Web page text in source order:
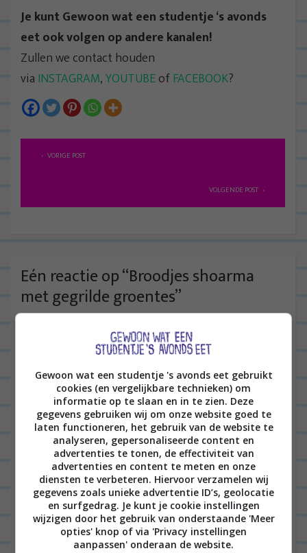
Je kunt Gewoon wat een studentje ‘s avonds
eet ook volgen op andere kanalen!
Zullen we contact houden
via INSTAGRAM,YOUTUBEofFACEBOOK?
i
t
n
a
VORIGE POST
VOLGENDE POST
Eén reactie op “Broodjes shoarma
met gegrilde groentes”
ANMARI 09/11/2018 op 08:33
Ooit pitabroodjes in de
broodrooster gedaan?? Vet easy en
supersnel
BEANTWOORDEN
Laat een reactie achter
Het e-mailadres wordt niet gepubliceerd.Vereiste
velden zijn gemarkeerd met*
Gewoon wat een studentje 's avonds eet gebruikt
cookies (en vergelijkbare technieken) om
informatie op te slaan en in te zien. Deze
gegevens gebruiken wij om onze website goed te
laten functioneren, het gebruik van de website te
analyseren, gepersonaliseerde content en
advertenties te tonen, de effectiviteit van
advertenties en content te meten en onze
diensten te verbeteren. Hiervoor verzamelen wij
gegevens zoals unieke advertentie ID’s, geolocatie
en surfgedrag. Je kunt je cookie instellingen
wijzigen door het gebruik van onderstaande 'Meer
opties' knop of via 'Privacy instellingen
aanpassen' onderaan de website.